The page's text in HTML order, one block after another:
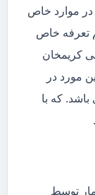
در موارد خاص
تعرفه خاص
کریمخان
مورد در
که با
توسط